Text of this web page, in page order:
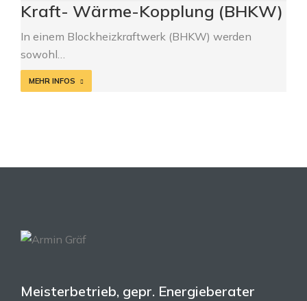
Kraft- Wärme-Kopplung (BHKW)
In einem Blockheizkraftwerk (BHKW) werden
sowohl…
MEHR INFOS
Meisterbetrieb, gepr. Energieberater